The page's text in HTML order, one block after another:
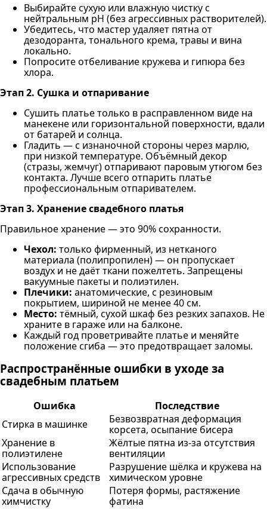
Выбирайте сухую или влажную чистку с
нейтральным pH (без агрессивных растворителей).
Убедитесь, что мастер удаляет пятна от
дезодоранта, тонального крема, травы и вина
локально.
Попросите отбеливание кружева и гипюра без
хлора.
Этап 2. Сушка и отпаривание
Сушить платье только в расправленном виде на
манекене или горизонтальной поверхности, вдали
от батарей и солнца.
Гладить — с изнаночной стороны через марлю,
при низкой температуре. Объёмный декор
(стразы, жемчуг) отпаривают паровым утюгом без
контакта. Лучше всего отпарить платье
профессиональным отпаривателем.
Этап 3. Хранение свадебного платья
Правильное хранение — это 90% сохранности.
Чехол: только фирменный, из нетканого
материала (полипропилен) — он пропускает
воздух и не даёт ткани пожелтеть. Запрещены
вакуумные пакеты и полиэтилен.
Плечики: анатомические, с резиновым
покрытием, шириной не менее 40 см.
Место: тёмный, сухой шкаф без резких запахов. Не
храните в гараже или на балконе.
Каждый год проветривайте платье и меняйте
положение сгиба — это предотвращает заломы.
Распространённые ошибки в уходе за
свадебным платьем
Ошибка
Последствие
Стирка в машинке
Безвозвратная деформация
корсета, осыпание бисера
Хранение в
полиэтилене
Жёлтые пятна из-за отсутствия
вентиляции
Использование
агрессивных средств
Разрушение шёлка и кружева на
химическом уровне
Сдача в обычную
химчистку
Потеря формы, растяжение
фатина